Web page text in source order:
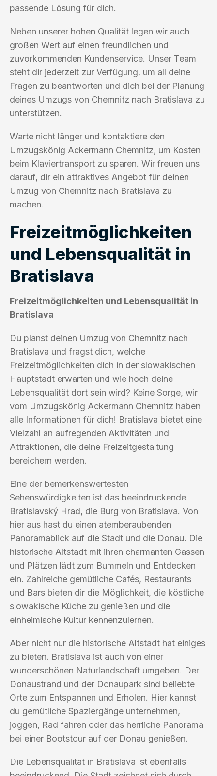
passende Lösung für dich.
Neben unserer hohen Qualität legen wir auch
großen Wert auf einen freundlichen und
zuvorkommenden Kundenservice. Unser Team
steht dir jederzeit zur Verfügung, um all deine
Fragen zu beantworten und dich bei der Planung
deines Umzugs von Chemnitz nach Bratislava zu
unterstützen.
Warte nicht länger und kontaktiere den
Umzugskönig Ackermann Chemnitz, um Kosten
beim Klaviertransport zu sparen. Wir freuen uns
darauf, dir ein attraktives Angebot für deinen
Umzug von Chemnitz nach Bratislava zu
machen.
Freizeitmöglichkeiten
und Lebensqualität in
Bratislava
Freizeitmöglichkeiten und Lebensqualität in
Bratislava
Du planst deinen Umzug von Chemnitz nach
Bratislava und fragst dich, welche
Freizeitmöglichkeiten dich in der slowakischen
Hauptstadt erwarten und wie hoch deine
Lebensqualität dort sein wird? Keine Sorge, wir
vom Umzugskönig Ackermann Chemnitz haben
alle Informationen für dich! Bratislava bietet eine
Vielzahl an aufregenden Aktivitäten und
Attraktionen, die deine Freizeitgestaltung
bereichern werden.
Eine der bemerkenswertesten
Sehenswürdigkeiten ist das beeindruckende
Bratislavský Hrad, die Burg von Bratislava. Von
hier aus hast du einen atemberaubenden
Panoramablick auf die Stadt und die Donau. Die
historische Altstadt mit ihren charmanten Gassen
und Plätzen lädt zum Bummeln und Entdecken
ein. Zahlreiche gemütliche Cafés, Restaurants
und Bars bieten dir die Möglichkeit, die köstliche
slowakische Küche zu genießen und die
einheimische Kultur kennenzulernen.
Aber nicht nur die historische Altstadt hat einiges
zu bieten. Bratislava ist auch von einer
wunderschönen Naturlandschaft umgeben. Der
Donaustrand und der Donaupark sind beliebte
Orte zum Entspannen und Erholen. Hier kannst
du gemütliche Spaziergänge unternehmen,
joggen, Rad fahren oder das herrliche Panorama
bei einer Bootstour auf der Donau genießen.
Die Lebensqualität in Bratislava ist ebenfalls